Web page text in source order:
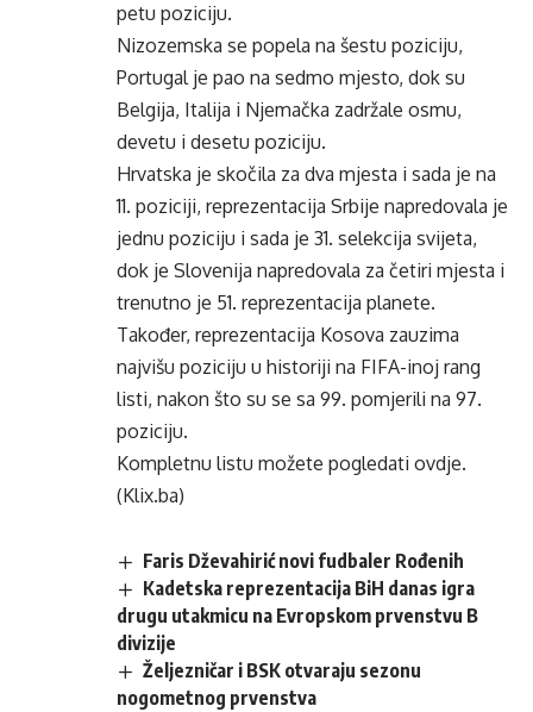
petu poziciju.
Nizozemska se popela na šestu poziciju,
Portugal je pao na sedmo mjesto, dok su
Belgija, Italija i Njemačka zadržale osmu,
devetu i desetu poziciju.
Hrvatska je skočila za dva mjesta i sada je na
11. poziciji, reprezentacija Srbije napredovala je
jednu poziciju i sada je 31. selekcija svijeta,
dok je Slovenija napredovala za četiri mjesta i
trenutno je 51. reprezentacija planete.
Također, reprezentacija Kosova zauzima
najvišu poziciju u historiji na FIFA-inoj rang
listi, nakon što su se sa 99. pomjerili na 97.
poziciju.
Kompletnu listu možete pogledati ovdje.
(Klix.ba)
Faris Dževahirić novi fudbaler Rođenih
Kadetska reprezentacija BiH danas igra
drugu utakmicu na Evropskom prvenstvu B
divizije
Željezničar i BSK otvaraju sezonu
nogometnog prvenstva